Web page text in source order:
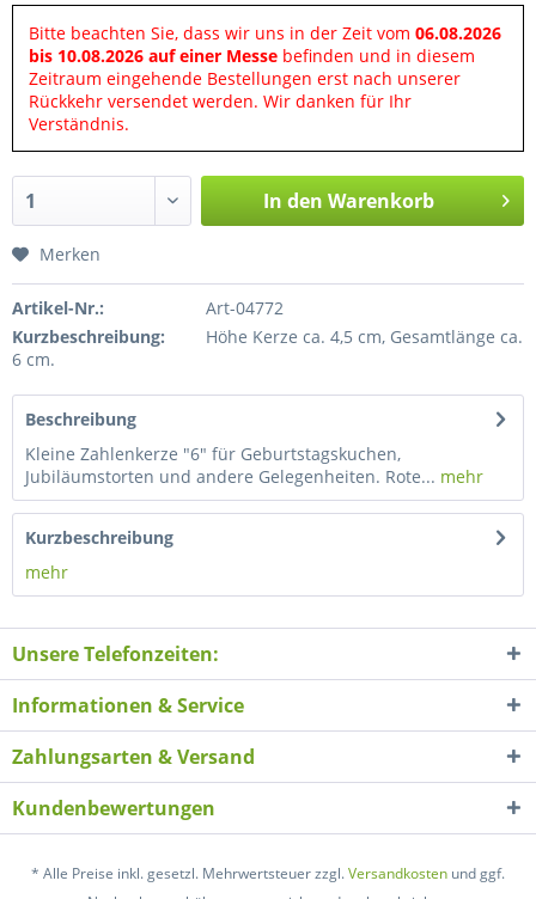
Bitte beachten Sie, dass wir uns in der Zeit vom 06.08.2026
bis 10.08.2026 auf einer Messe befinden und in diesem
Zeitraum eingehende Bestellungen erst nach unserer
Rückkehr versendet werden. Wir danken für Ihr
Verständnis.
In den Warenkorb
Merken
Artikel-Nr.:
Art-04772
Kurzbeschreibung:
Höhe Kerze ca. 4,5 cm, Gesamtlänge ca.
6 cm.
Beschreibung
Kleine Zahlenkerze "6" für Geburtstagskuchen,
Jubiläumstorten und andere Gelegenheiten. Rote... mehr
Kurzbeschreibung
mehr
Unsere Telefonzeiten:
Informationen & Service
Zahlungsarten & Versand
Kundenbewertungen
* Alle Preise inkl. gesetzl. Mehrwertsteuer zzgl.Versandkosten und ggf.